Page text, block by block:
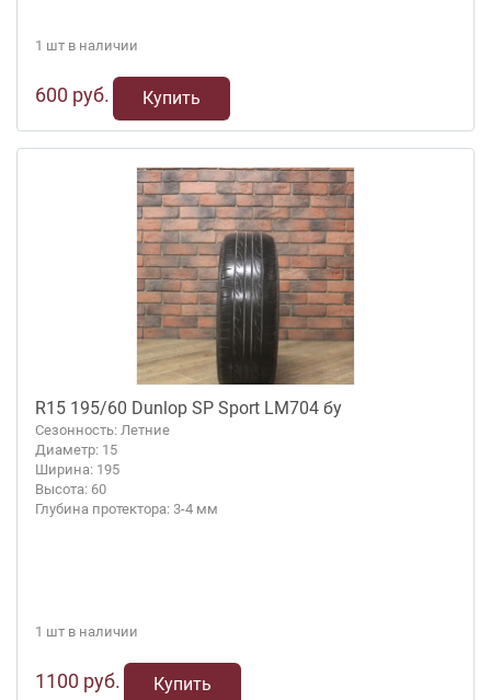
1 шт в наличии
600 руб. Купить
R15 195/60 Dunlop SP Sport LM704 бу
Сезонность: Летние
Диаметр: 15
Ширина: 195
Высота: 60
Глубина протектора: 3-4 мм
1 шт в наличии
1100 руб. Купить